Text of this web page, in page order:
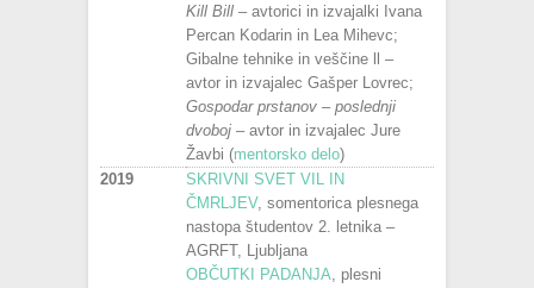
Kill Bill – avtorici in izvajalki Ivana
Percan Kodarin in Lea Mihevc;
Gibalne tehnike in veščine ll –
avtor in izvajalec Gašper Lovrec;
Gospodar prstanov – poslednji
dvoboj – avtor in izvajalec Jure
Žavbi (mentorsko delo)
2019
SKRIVNI SVET VIL IN
ČMRLJEV, somentorica plesnega
nastopa študentov 2. letnika –
AGRFT, Ljubljana
OBČUTKI PADANJA, plesni